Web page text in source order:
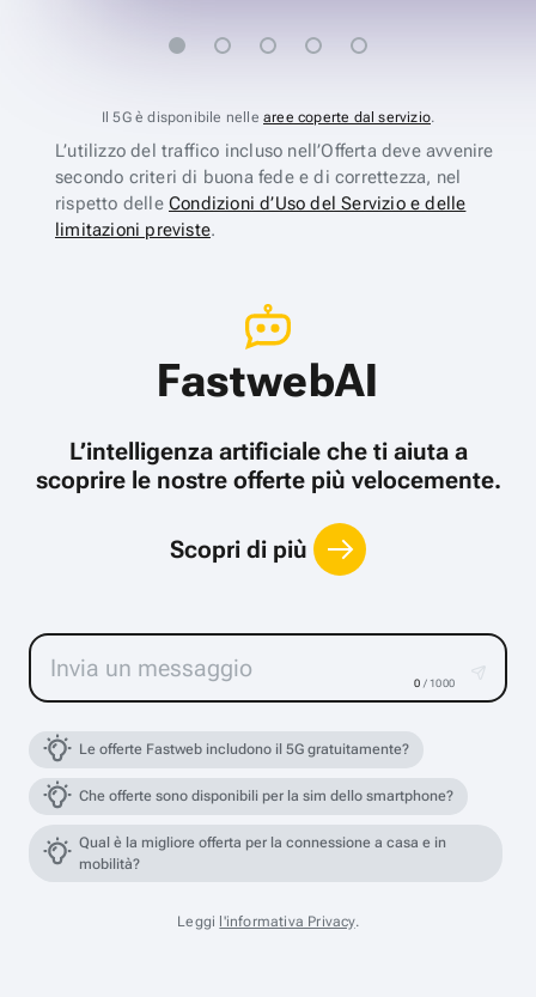
Il 5G è disponibile nelle aree coperte dal servizio.
L’utilizzo del traffico incluso nell’Offerta deve avvenire
secondo criteri di buona fede e di correttezza, nel
rispetto delle Condizioni d’Uso del Servizio e delle
limitazioni previste.
FastwebAI
L’intelligenza artificiale che ti aiuta a
scoprire le nostre offerte più velocemente.
Scopri di più
0 / 1000
Le offerte Fastweb includono il 5G gratuitamente?
Che offerte sono disponibili per la sim dello smartphone?
Qual è la migliore offerta per la connessione a casa e in
mobilità?
Leggi l'informativa Privacy.